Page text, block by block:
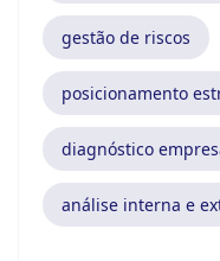
gestão de riscos
posicionamento
diagnóstico
análise interna e